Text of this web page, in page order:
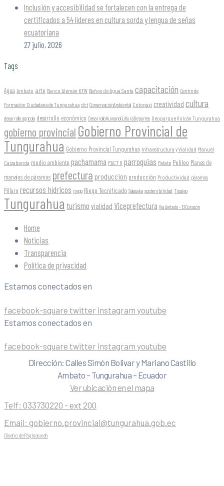
Inclusión y accesibilidad se fortalecen con la entrega de
certificados a 54 líderes en cultura sorda y lengua de señas
ecuatoriana
27 julio, 2026
Tags
Agua Ambato arte Banco Alemán KFW Baños de Agua Santa capacitación Centro de
Formación Ciudadana de Tungurahua cfct ConservaciónAmbiental Cotopaxi creatividad cultura
desarrollo agrícola desarrollo económico DesarrolloHumanoCulturaDeportes Geoparque Volcán Tungurahua
gobierno provincial Gobierno Provincial de
Tungurahua Gobierno Provincial Tungurahua Infraestructura y Vialidad Manuel
Caizabanda medio ambiente pachamama PACT II parroquias Patate Pelileo Planes de
manejos de páramos prefectura produccion producción Productividad páramos
Píllaro recursos hídricos riego Riego Tecnificado Salasaka sostenibilidad Tisaleo
Tungurahua turismo vialidad Viceprefectura Vía Ambato - El Corazón
Home
Noticias
Transparencia
Política de privacidad
Estamos conectados en
facebook-square twitter instagram youtube
Estamos conectados en
facebook-square twitter instagram youtube
Dirección: Calles Simón Bolivar y Mariano Castillo
Ambato – Tungurahua – Ecuador
Ver ubicación en el mapa
Telf: 033730220 - ext 200
Email: gobierno.provincial@tungurahua.gob.ec
Diseño de Páginas web